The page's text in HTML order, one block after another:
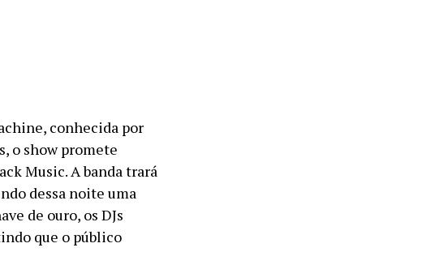
conhecida por
o show promete
Music. A banda trará
dessa noite uma
de ouro, os DJs
que o público